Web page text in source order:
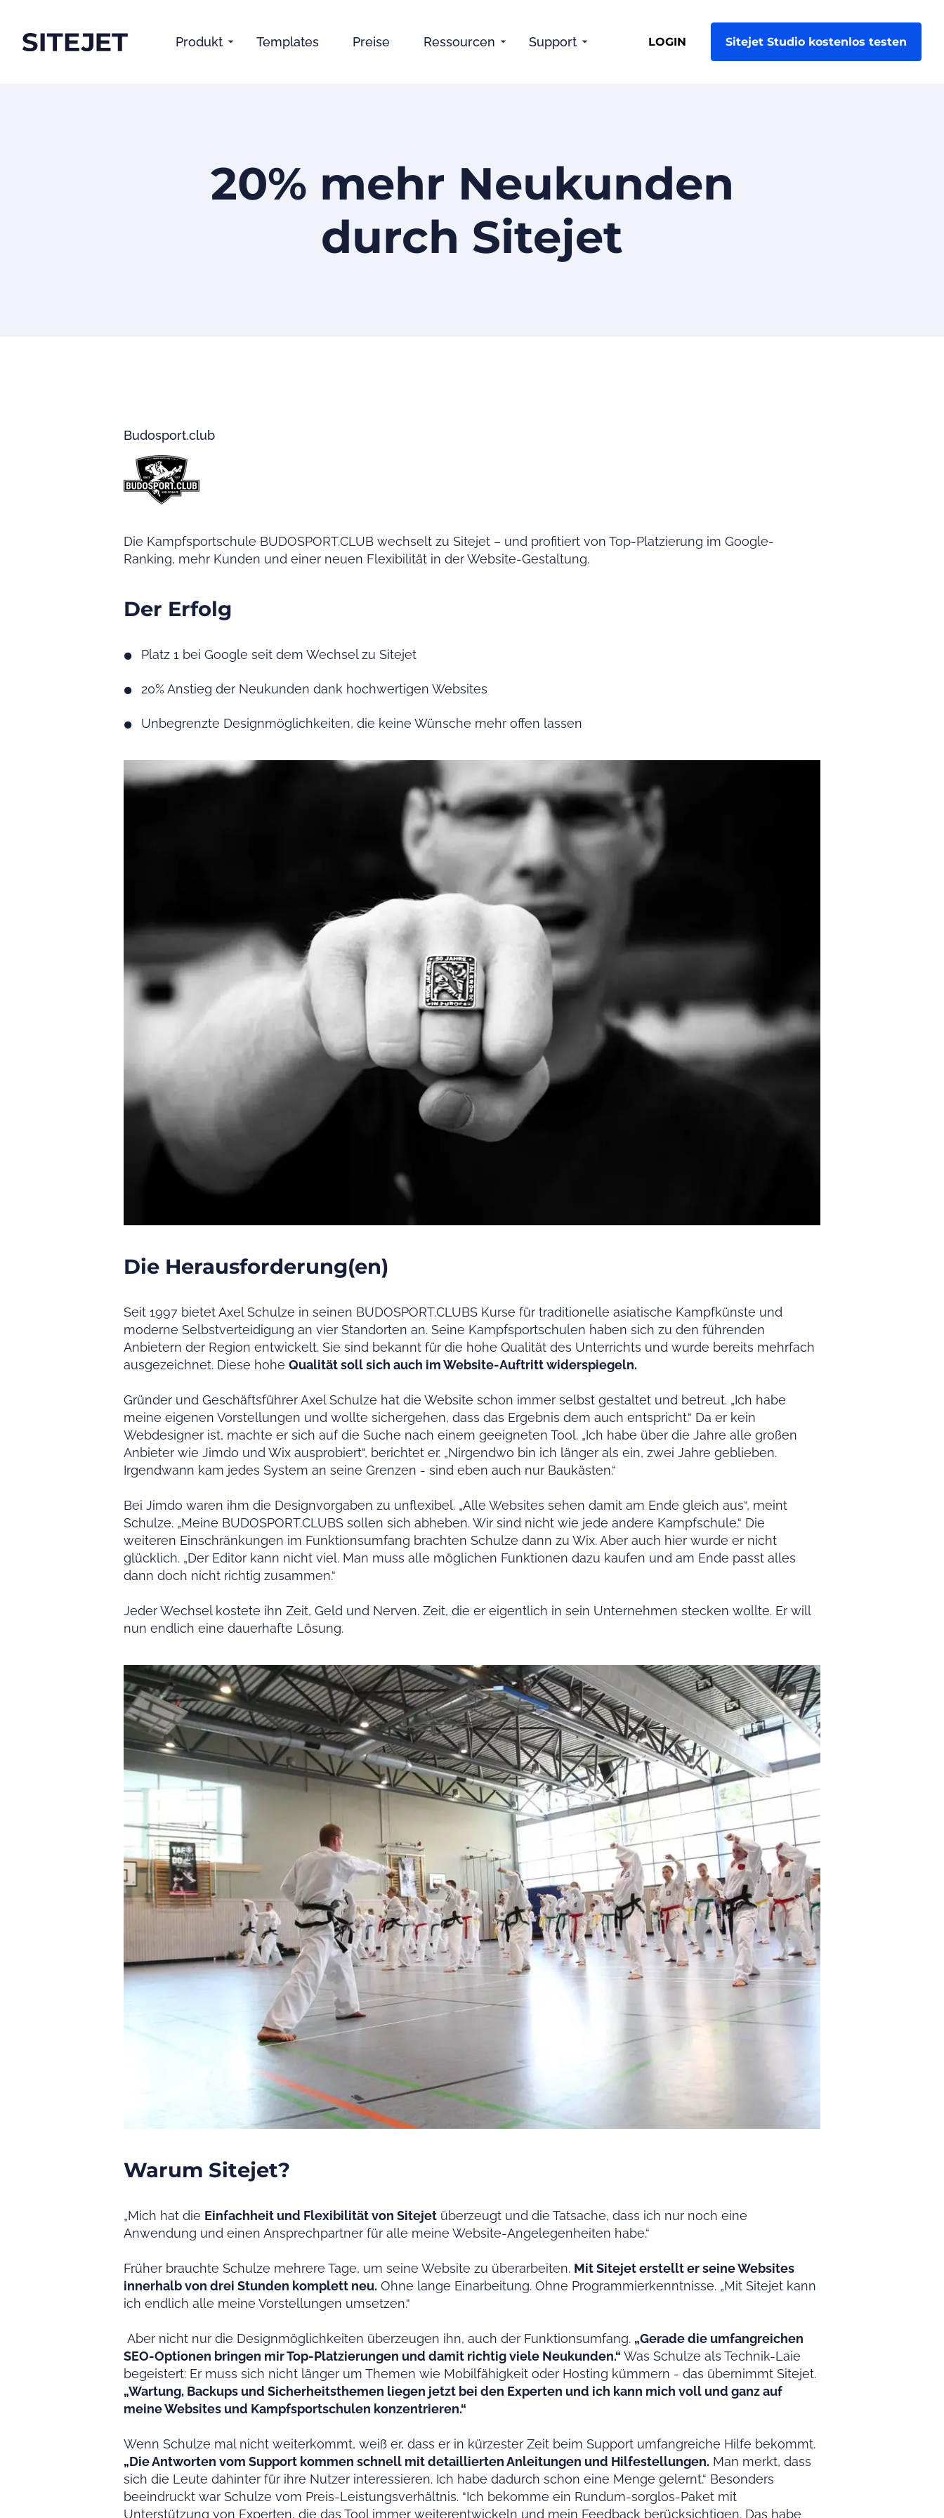
Produkt Templates Preise Ressourcen Support LOGIN Sitejet Studio kostenlos testen
20% mehr Neukunden
durch Sitejet
Budosport.club
Die Kampfsportschule BUDOSPORT.CLUB wechselt zu Sitejet – und profitiert von Top-Platzierung im Google-
Ranking, mehr Kunden und einer neuen Flexibilität in der Website-Gestaltung.
Der Erfolg
Platz 1 bei Google seit dem Wechsel zu Sitejet
20% Anstieg der Neukunden dank hochwertigen Websites
Unbegrenzte Designmöglichkeiten, die keine Wünsche mehr offen lassen
Die Herausforderung(en)
Seit 1997 bietet Axel Schulze in seinen BUDOSPORT.CLUBS Kurse für traditionelle asiatische Kampfkünste und
moderne Selbstverteidigung an vier Standorten an. Seine Kampfsportschulen haben sich zu den führenden
Anbietern der Region entwickelt. Sie sind bekannt für die hohe Qualität des Unterrichts und wurde bereits mehrfach
ausgezeichnet. Diese hohe Qualität soll sich auch im Website-Auftritt widerspiegeln.
Gründer und Geschäftsführer Axel Schulze hat die Website schon immer selbst gestaltet und betreut. „Ich habe
meine eigenen Vorstellungen und wollte sichergehen, dass das Ergebnis dem auch entspricht.“ Da er kein
Webdesigner ist, machte er sich auf die Suche nach einem geeigneten Tool. „Ich habe über die Jahre alle großen
Anbieter wie Jimdo und Wix ausprobiert“, berichtet er. „Nirgendwo bin ich länger als ein, zwei Jahre geblieben.
Irgendwann kam jedes System an seine Grenzen - sind eben auch nur Baukästen.“
Bei Jimdo waren ihm die Designvorgaben zu unflexibel. „Alle Websites sehen damit am Ende gleich aus“, meint
Schulze. „Meine BUDOSPORT.CLUBS sollen sich abheben. Wir sind nicht wie jede andere Kampfschule.“ Die
weiteren Einschränkungen im Funktionsumfang brachten Schulze dann zu Wix. Aber auch hier wurde er nicht
glücklich. „Der Editor kann nicht viel. Man muss alle möglichen Funktionen dazu kaufen und am Ende passt alles
dann doch nicht richtig zusammen.“
Jeder Wechsel kostete ihn Zeit, Geld und Nerven. Zeit, die er eigentlich in sein Unternehmen stecken wollte. Er will
nun endlich eine dauerhafte Lösung.
Warum Sitejet?
„Mich hat die Einfachheit und Flexibilität von Sitejet überzeugt und die Tatsache, dass ich nur noch eine
Anwendung und einen Ansprechpartner für alle meine Website-Angelegenheiten habe.“
Früher brauchte Schulze mehrere Tage, um seine Website zu überarbeiten. Mit Sitejet erstellt er seine Websites
innerhalb von drei Stunden komplett neu. Ohne lange Einarbeitung. Ohne Programmierkenntnisse. „Mit Sitejet kann
ich endlich alle meine Vorstellungen umsetzen.“
Aber nicht nur die Designmöglichkeiten überzeugen ihn, auch der Funktionsumfang. „Gerade die umfangreichen
SEO-Optionen bringen mir Top-Platzierungen und damit richtig viele Neukunden.“ Was Schulze als Technik-Laie
begeistert: Er muss sich nicht länger um Themen wie Mobilfähigkeit oder Hosting kümmern - das übernimmt Sitejet.
„Wartung, Backups und Sicherheitsthemen liegen jetzt bei den Experten und ich kann mich voll und ganz auf
meine Websites und Kampfsportschulen konzentrieren.“
Wenn Schulze mal nicht weiterkommt, weiß er, dass er in kürzester Zeit beim Support umfangreiche Hilfe bekommt.
„Die Antworten vom Support kommen schnell mit detaillierten Anleitungen und Hilfestellungen. Man merkt, dass
sich die Leute dahinter für ihre Nutzer interessieren. Ich habe dadurch schon eine Menge gelernt.“ Besonders
beeindruckt war Schulze vom Preis-Leistungsverhältnis. “Ich bekomme ein Rundum-sorglos-Paket mit
Unterstützung von Experten, die das Tool immer weiterentwickeln und mein Feedback berücksichtigen. Das habe